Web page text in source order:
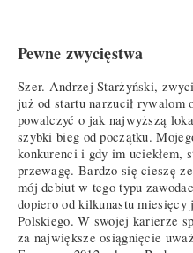
Pewne zwycięstwa
Szer. Andrzej Starżyński,
już od startu narzucił rywalom
powalczyć o jak najwyższą
szybki bieg od początku.
konkurenci i gdy im uciekłem,
przewagę. Bardzo się cieszę
mój debiut w tego typu
dopiero od kilkunastu miesięcy
Polskiego. W swojej karierze
za największe osiągnięcie